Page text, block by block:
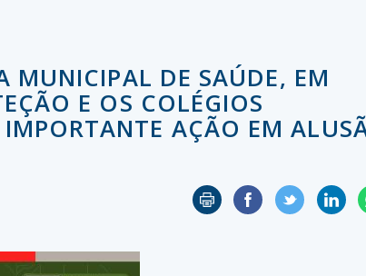
MUNICIPAL DE SAÚDE, EM
E OS COLÉGIOS
AÇÃO EM